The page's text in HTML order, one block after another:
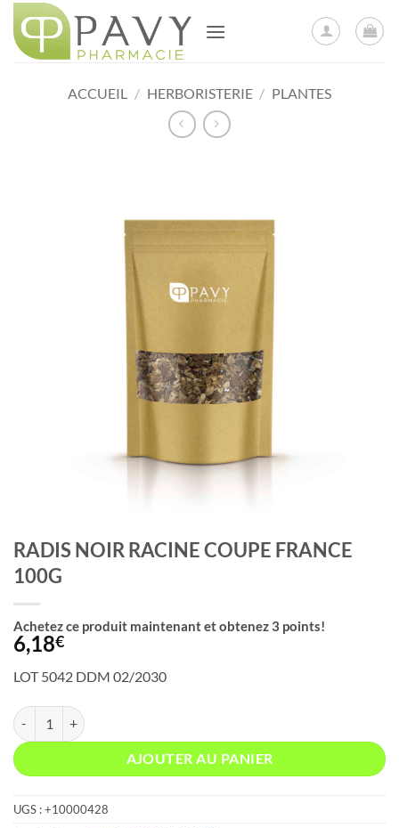
au
contenu
ACCUEIL / HERBORISTERIE / PLANTES
RADIS NOIR RACINE COUPE FRANCE
100G
Achetez ce produit maintenant et obtenez3 points!
6,18€
LOT 5042 DDM 02/2030
quantité de RADIS NOIR RACINE COUPE FRANCE 100G
AJOUTER AU PANIER
UGS :+10000428